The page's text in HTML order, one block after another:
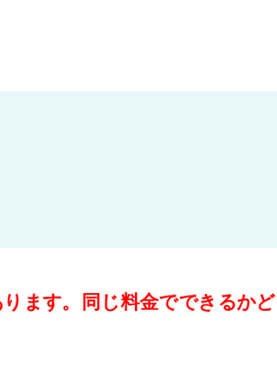
ます。同じ料金でできるかど